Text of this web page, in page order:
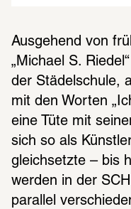
Ausgehend von
„Michael S.
der Städelschule,
mit den Worten
eine Tüte mit
sich so als
gleichsetzte – bis
werden in der
parallel